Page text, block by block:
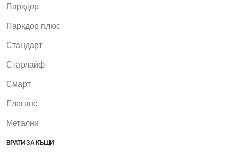
Паркдор
Паркдор плюс
Стандарт
Старлайф
Смарт
Елеганс
Метални
ВРАТИ ЗА КЪЩИ